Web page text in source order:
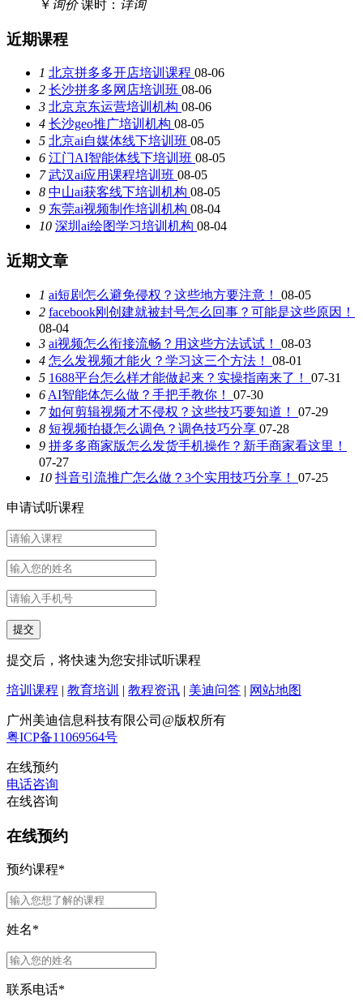
￥ 询价 课时： 详询
近期课程
1 北京拼多多开店培训课程 08-06
2 长沙拼多多网店培训班 08-06
3 北京京东运营培训机构 08-06
4 长沙geo推广培训机构 08-05
5 北京ai自媒体线下培训班 08-05
6 江门AI智能体线下培训班 08-05
7 武汉ai应用课程培训班 08-05
8 中山ai获客线下培训机构 08-05
9 东莞ai视频制作培训机构 08-04
10 深圳ai绘图学习培训机构 08-04
近期文章
1 ai短剧怎么避免侵权？这些地方要注意！ 08-05
2 facebook刚创建就被封号怎么回事？可能是这些原因！
08-04
3 ai视频怎么衔接流畅？用这些方法试试！ 08-03
4 怎么发视频才能火？学习这三个方法！ 08-01
5 1688平台怎么样才能做起来？实操指南来了！ 07-31
6 AI智能体怎么做？手把手教你！ 07-30
7 如何剪辑视频才不侵权？这些技巧要知道！ 07-29
8 短视频拍摄怎么调色？调色技巧分享 07-28
9 拼多多商家版怎么发货手机操作？新手商家看这里！
07-27
10 抖音引流推广怎么做？3个实用技巧分享！ 07-25
申请试听课程
提交后，将快速为您安排试听课程
培训课程 | 教育培训 | 教程资讯 | 美迪问答 | 网站地图
广州美迪信息科技有限公司@版权所有
粤ICP备11069564号
在线预约
电话咨询
在线咨询
在线预约
预约课程*
姓名*
联系电话*